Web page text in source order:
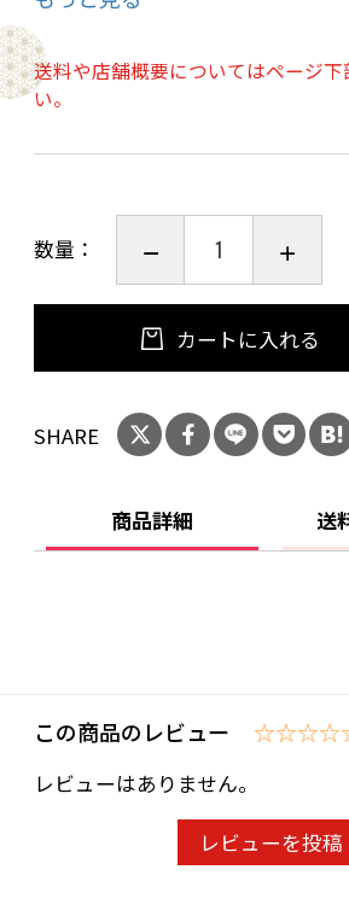
の不活性化というテスト結果
ました。
今回のモデルは、アーティスト
れている川島 優様です。
【京風】とのコラボレーシ
＊浮遊ウィルス不活性化の試験
社食環境衛生研究所 試験番号
り判定されています。
≪仕様・機能≫
品名：京風
本体外形寸法：幅276×奥行
本体重さ：6.6kg
風量：3段階調節(Sleep・弱・
動作音：50db
フィルター(筒型)：Photo
触媒コーティング) Activated
送料や店舗概要についてはページ下
い。
数量：
カートに入れる
SHARE
商品詳細 送
この商品のレビュー
レビューはありません。
レビューを投稿